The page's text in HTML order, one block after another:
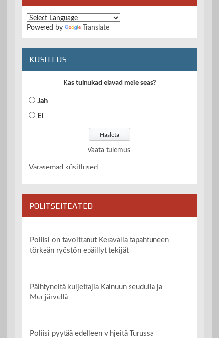
Powered by Translate
KÜSITLUS
Kas tulnukad elavad meie seas?
Jah
Ei
Vaata tulemusi
Varasemad küsitlused
POLITSEITEATED
Poliisi on tavoittanut Keravalla tapahtuneen
törkeän ryöstön epäillyt tekijät
Päihtyneitä kuljettajia Kainuun seudulla ja
Merijärvellä
Poliisi pyytää edelleen vihjeitä Turussa